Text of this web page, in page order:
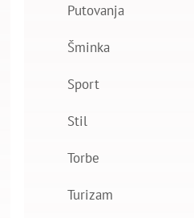
Putovanja
Šminka
Sport
Stil
Torbe
Turizam